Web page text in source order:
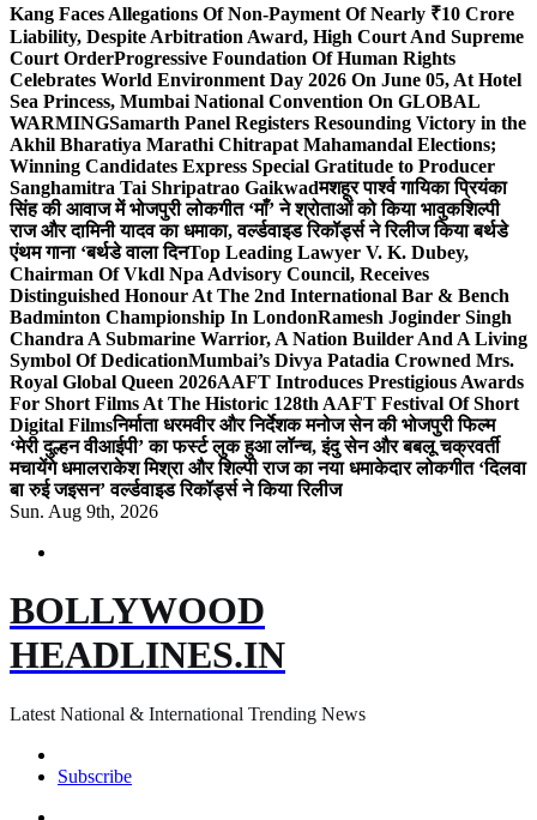
Kang Faces Allegations Of Non-Payment Of Nearly ₹10 Crore
Liability, Despite Arbitration Award, High Court And Supreme
Court OrderProgressive Foundation Of Human Rights
Celebrates World Environment Day 2026 On June 05, At Hotel
Sea Princess, Mumbai National Convention On GLOBAL
WARMINGSamarth Panel Registers Resounding Victory in the
Akhil Bharatiya Marathi Chitrapat Mahamandal Elections;
Winning Candidates Express Special Gratitude to Producer
Sanghamitra Tai Shripatrao Gaikwadमशहूर पार्श्व गायिका प्रियंका
सिंह की आवाज में भोजपुरी लोकगीत ‘माँ’ ने श्रोताओं को किया भावुकशिल्पी
राज और दामिनी यादव का धमाका, वर्ल्डवाइड रिकॉर्ड्स ने रिलीज किया बर्थडे
एंथम गाना ‘बर्थडे वाला दिनTop Leading Lawyer V. K. Dubey,
Chairman Of Vkdl Npa Advisory Council, Receives
Distinguished Honour At The 2nd International Bar & Bench
Badminton Championship In LondonRamesh Joginder Singh
Chandra A Submarine Warrior, A Nation Builder And A Living
Symbol Of DedicationMumbai’s Divya Patadia Crowned Mrs.
Royal Global Queen 2026AAFT Introduces Prestigious Awards
For Short Films At The Historic 128th AAFT Festival Of Short
Digital Filmsनिर्माता धरमवीर और निर्देशक मनोज सेन की भोजपुरी फिल्म
‘मेरी दुल्हन वीआईपी’ का फर्स्ट लुक हुआ लॉन्च, इंदु सेन और बबलू चक्रवर्ती
मचायेंगे धमालराकेश मिश्रा और शिल्पी राज का नया धमाकेदार लोकगीत ‘दिलवा
बा रुई जइसन’ वर्ल्डवाइड रिकॉर्ड्स ने किया रिलीज
Sun. Aug 9th, 2026
BOLLYWOOD
HEADLINES.IN
Latest National & International Trending News
Subscribe